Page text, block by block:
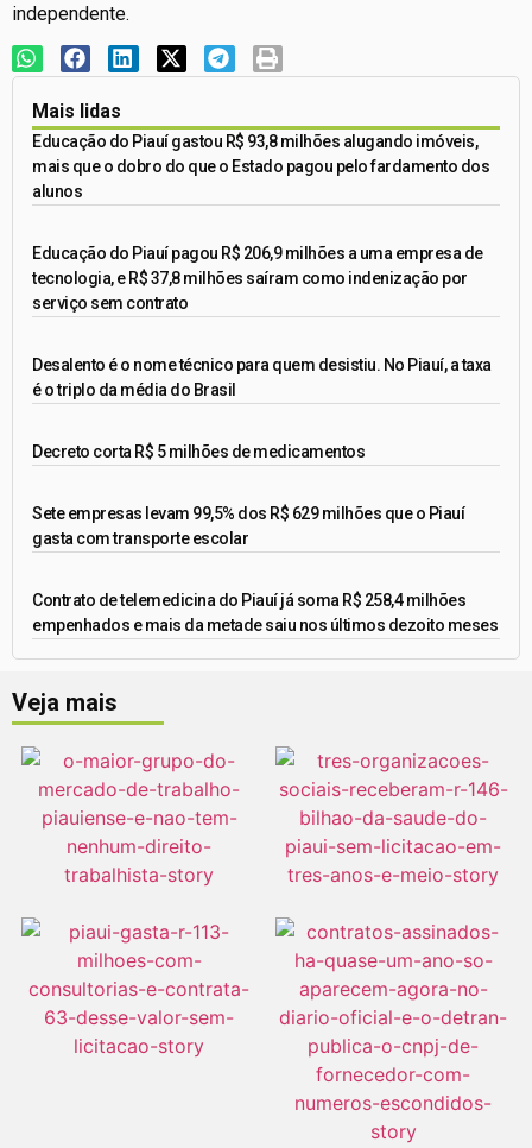
independente.
Mais lidas
Educação do Piauí gastou R$ 93,8 milhões alugando imóveis,
mais que o dobro do que o Estado pagou pelo fardamento dos
alunos
Educação do Piauí pagou R$ 206,9 milhões a uma empresa de
tecnologia, e R$ 37,8 milhões saíram como indenização por
serviço sem contrato
Desalento é o nome técnico para quem desistiu. No Piauí, a taxa
é o triplo da média do Brasil
Decreto corta R$ 5 milhões de medicamentos
Sete empresas levam 99,5% dos R$ 629 milhões que o Piauí
gasta com transporte escolar
Contrato de telemedicina do Piauí já soma R$ 258,4 milhões
empenhados e mais da metade saiu nos últimos dezoito meses
Veja mais